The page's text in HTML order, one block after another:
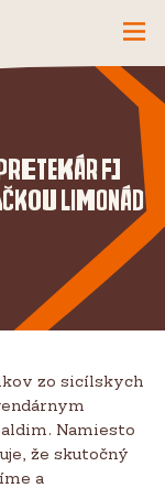
F1
limonád
zo sicílskych
Namiesto
že skutočný
a